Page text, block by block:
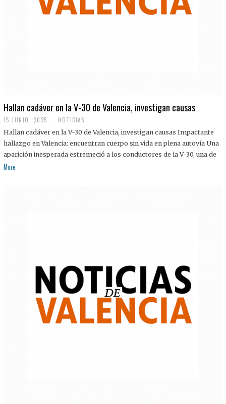
Hallan cadáver en la V-30 de Valencia, investigan causas
15 JUNIO, 2025 NOTICIAS
Hallan cadáver en la V-30 de Valencia, investigan causas Impactante
hallazgo en Valencia: encuentran cuerpo sin vida en plena autovía Una
aparición inesperada estremeció a los conductores de la V-30, una de
More